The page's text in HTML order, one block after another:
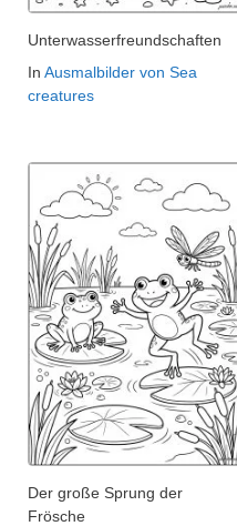
Unterwasserfreundschaften
In Ausmalbilder von Sea
creatures
Der große Sprung der
Frösche